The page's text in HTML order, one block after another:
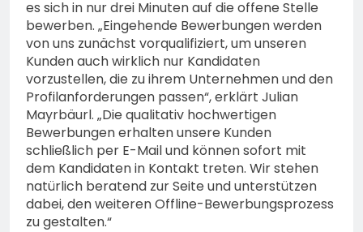
es sich in nur drei Minuten auf die offene Stelle
bewerben. „Eingehende Bewerbungen werden
von uns zunächst vorqualifiziert, um unseren
Kunden auch wirklich nur Kandidaten
vorzustellen, die zu ihrem Unternehmen und den
Profilanforderungen passen“, erklärt Julian
Mayrbäurl. „Die qualitativ hochwertigen
Bewerbungen erhalten unsere Kunden
schließlich per E-Mail und können sofort mit
dem Kandidaten in Kontakt treten. Wir stehen
natürlich beratend zur Seite und unterstützen
dabei, den weiteren Offline-Bewerbungsprozess
zu gestalten.“